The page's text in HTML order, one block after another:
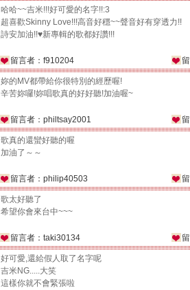
哈哈~~吉米!!!好可愛的名字!!:3
超喜歡Skinny Love!!!高音好穩~~聲音好有穿透力!!
詩安加油!!♥新專輯的歌都好讚!!!
留言者：f910204
妳的MV都帶給你很特別的經歷喔!
辛苦妳囉!妳唱歌真的好好聽!加油喔~
留言者：philtsay2001
歌真的還蠻好聽的喔
加油了～～
留言者：philip40503
歌太好聽了
希望你會來台中~~~
留言者：taki30134
好可愛,還給假人取了名字呢
吉米NG.....大笑
這樣你就不會緊張啦